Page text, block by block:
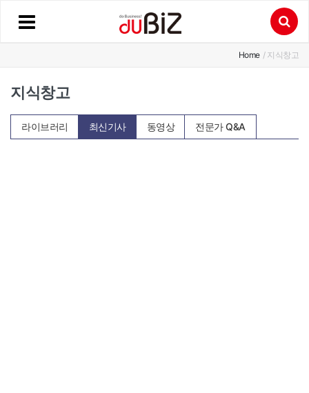
Home / 지식창고
지식창고
라이브러리 최신기사 동영상 전문가 Q&A